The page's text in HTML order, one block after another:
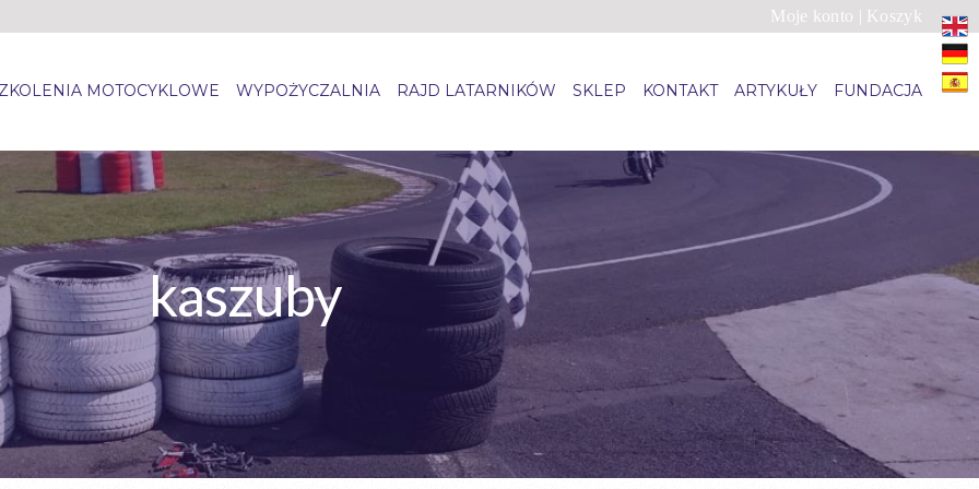
Moje konto | Koszyk
MOTOCYKLOWE WYPOŻYCZALNIA RAJD LATARNIKÓW SKLEP KONTAKT ARTYKUŁY FUNDACJA
kaszuby